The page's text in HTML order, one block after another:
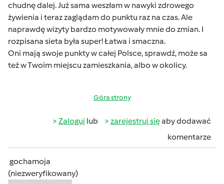
chudnę dalej. Już sama weszłam w nawyki zdrowego
żywienia i teraz zaglądam do punktu raz na czas. Ale
naprawdę wizyty bardzo motywowały mnie do zmian. I
rozpisana sieta była super! Łatwa i smaczna.
Oni mają swoje punkty w całej Polsce, sprawdź, może sa
też w Twoim miejscu zamieszkania, albo w okolicy.
Góra strony
Zaloguj lub zarejestruj sięaby dodawać
komentarze
gochamoja
(niezweryfikowany)